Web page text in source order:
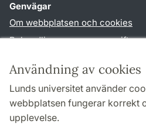
Användning av cookies
Lunds universitet använder
webbplatsen fungerar korrekt
upplevelse.
Genvägar
Om webbplatsen och cookies
Behandling av personuppgifter
TYPO3-login
Följ oss i sociala medier